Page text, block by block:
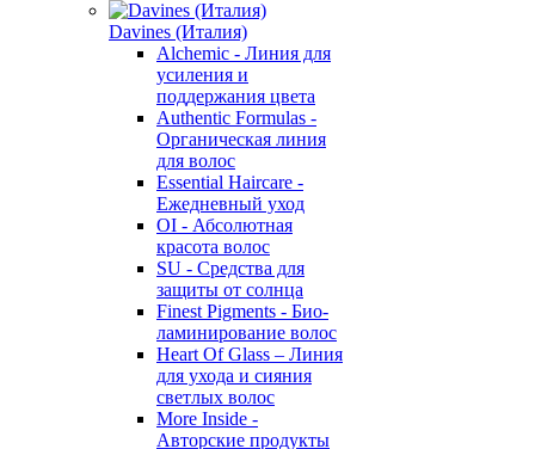
Davines (Италия)
Alchemic - Линия для
усиления и
поддержания цвета
Authentic Formulas -
Органическая линия
для волос
Essential Haircare -
Eжедневный уход
OI - Абсолютная
красота волос
SU - Средства для
защиты от солнца
Finest Pigments - Био-
ламинирование волос
Heart Of Glass – Линия
для ухода и сияния
светлых волос
More Inside -
Авторские продукты